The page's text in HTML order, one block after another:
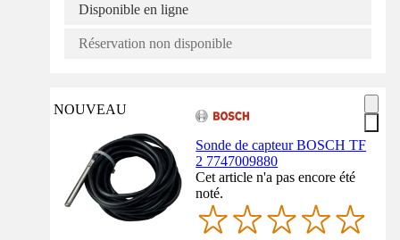
Disponible en ligne
Réservation non disponible
NOUVEAU
Sonde de capteur BOSCH TF
2 7747009880
Cet article n'a pas encore été
noté.